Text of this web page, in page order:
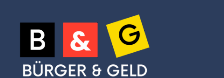
Inhalt
springen